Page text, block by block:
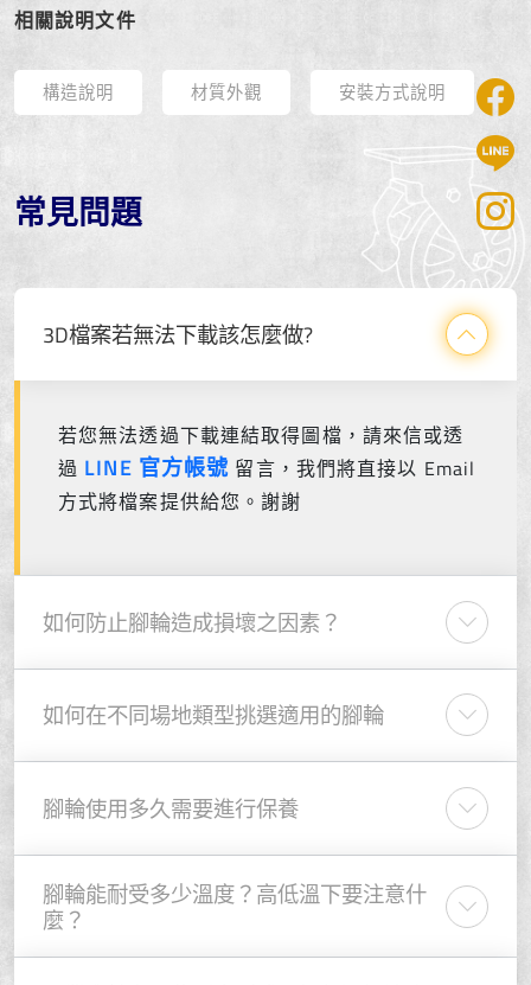
相關說明文件
構造說明 材質外觀 安裝方式說明
常見問題
3D檔案若無法下載該怎麼做?
若您無法透過下載連結取得圖檔，請來信或透
過 LINE 官方帳號 留言，我們將直接以 Email
方式將檔案提供給您。謝謝
如何防止腳輪造成損壞之因素？
如何在不同場地類型挑選適用的腳輪
腳輪使用多久需要進行保養
腳輪能耐受多少溫度？高低溫下要注意什
麼？